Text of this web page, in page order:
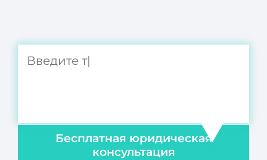
Бесплатная юридическая
консультация